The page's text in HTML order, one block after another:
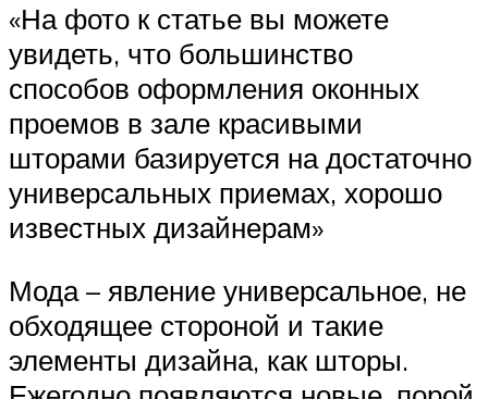
«На фото к статье вы можете
увидеть, что большинство
способов оформления оконных
проемов в зале красивыми
шторами базируется на достаточно
универсальных приемах, хорошо
известных дизайнерам»
Мода – явление универсальное, не
обходящее стороной и такие
элементы дизайна, как шторы.